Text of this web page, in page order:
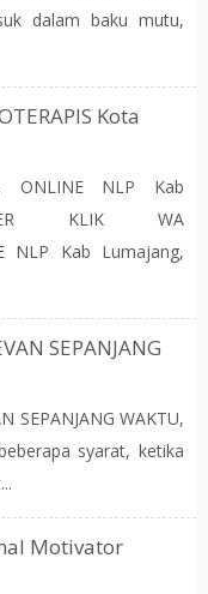
dalam baku mutu,
Kota
ONLINE NLP Kab
KLIK WA
NLP Kab Lumajang,
SEPANJANG
SEPANJANG WAKTU,
syarat, ketika
Motivator